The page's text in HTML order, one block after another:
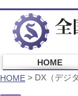
HOME
HOME > DX（デジ